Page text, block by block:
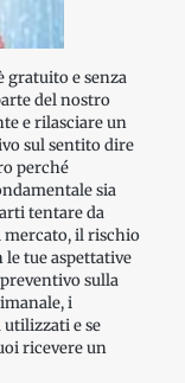
gratuito e senza
del nostro
e rilasciare un
sul sentito dire
perché
sia
tentare da
mercato, il rischio
tue aspettative
sulla
i
e se
ricevere un